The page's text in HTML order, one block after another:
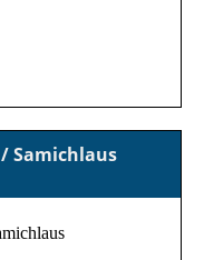
Samichlaus